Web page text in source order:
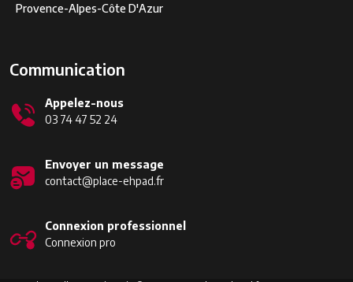
Provence-Alpes-Côte D'Azur
Communication
Appelez-nous
03 74 47 52 24
Envoyer un message
contact@place-ehpad.fr
Connexion professionnel
Connexion pro